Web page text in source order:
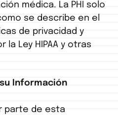
médica. La PHI solo
se describe en el
de privacidad y
la Ley HIPAA y otras
Información
parte de esta